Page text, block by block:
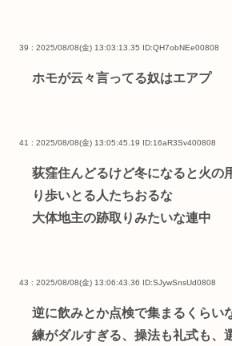
39 : 2025/08/08(金) 13:03:13.35 ID:QH7obNEe00808
ホモが云々言ってる奴はエアプ
41 : 2025/08/08(金) 13:05:45.19 ID:16aR3Sv400808
荻窪住んどるけど冬になると火の
り歩いとる人たちおるな
大体地主の跡取りみたいな連中
43 : 2025/08/08(金) 13:06:43.36 ID:SJywSnsUd0808
逆に飲みとか点検で集まるくらい
練がダルすぎる、操法も礼式も、